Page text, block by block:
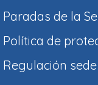
Paradas de la
Política de
Regulación